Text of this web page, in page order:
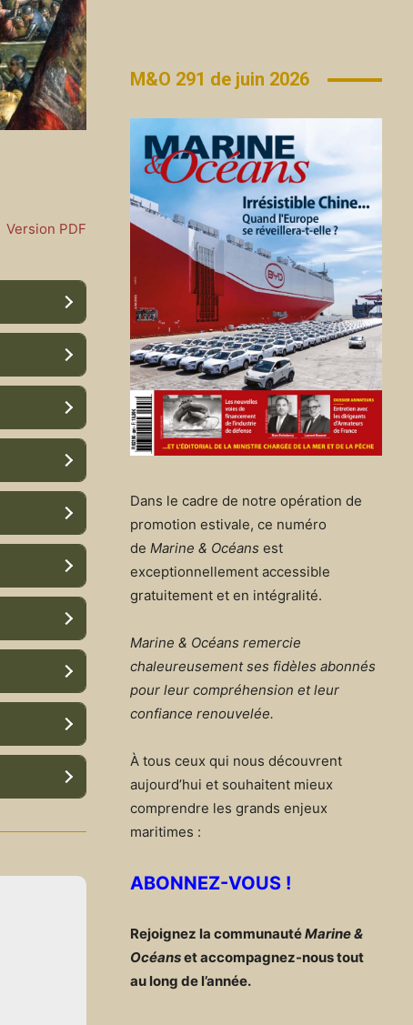
Version PDF
M&O 291 de juin 2026
Dans le cadre de notre opération de
promotion estivale, ce numéro
de Marine & Océans est
exceptionnellement accessible
gratuitement et en intégralité.
Marine & Océans remercie
chaleureusement ses fidèles abonnés
pour leur compréhension et leur
confiance renouvelée.
À tous ceux qui nous découvrent
aujourd’hui et souhaitent mieux
comprendre les grands enjeux
maritimes :
ABONNEZ-VOUS !
Rejoignez la communautéMarine &
Océanset accompagnez-nous tout
au long de l’année.